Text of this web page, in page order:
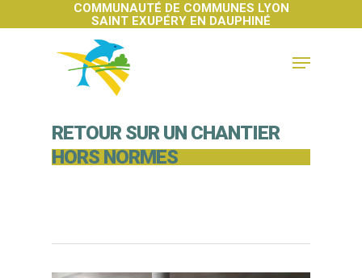
COMMUNAUTÉ DE COMMUNES LYON
SAINT EXUPÉRY EN DAUPHINÉ
RETOUR SUR UN CHANTIER
HORS NORMES